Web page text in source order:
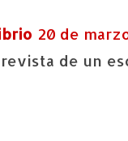
20 de
de un